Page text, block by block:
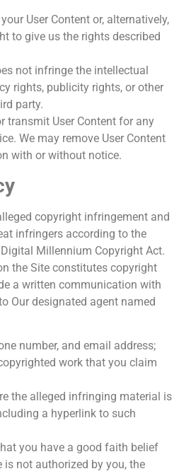
User Content or, alternatively,
to give us the rights described
not infringe the intellectual
rights, publicity rights, or other
party.
transmit User Content for any
We may remove User Content
with or without notice.
copyright infringement and
infringers according to the
Millennium Copyright Act.
the Site constitutes copyright
a written communication with
Our designated agent named
number, and email address;
work that you claim
the alleged infringing material is
a hyperlink to such
you have a good faith belief
is not authorized by you, the